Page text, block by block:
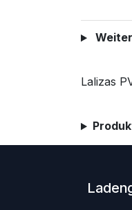
Lalizas